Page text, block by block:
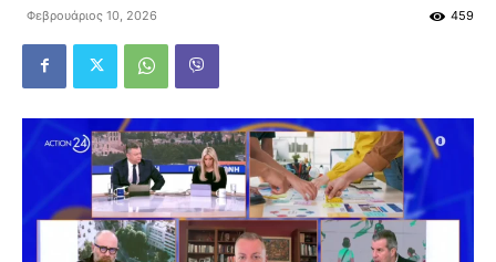
Φεβρουάριος 10, 2026 459